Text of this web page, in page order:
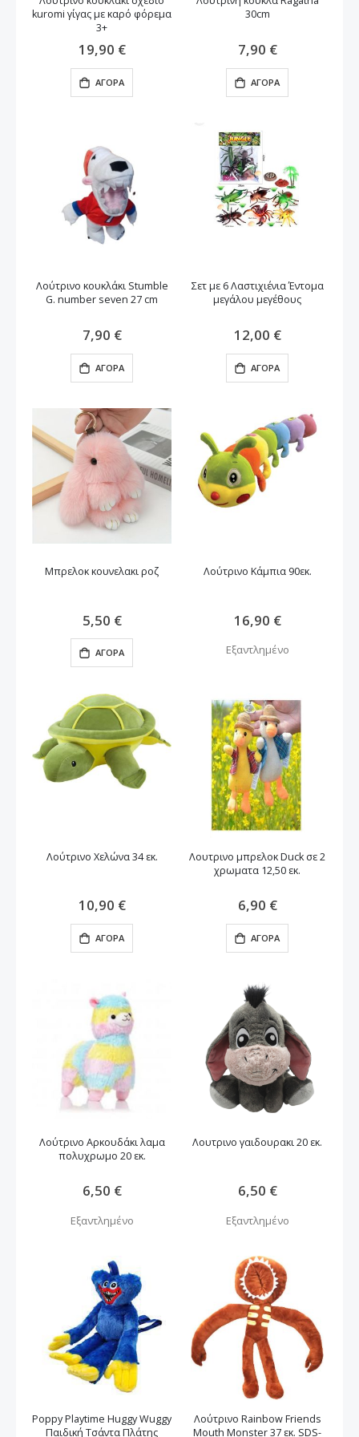
kuromi γίγας με καρό φόρεμα
3+
19,90 €
ΑΓΟΡΆ
30cm
7,90 €
ΑΓΟΡΆ
Λούτρινο κουκλάκι Stumble
G. number seven 27 cm
7,90 €
ΑΓΟΡΆ
Σετ με 6 Λαστιχιένια Έντομα
μεγάλου μεγέθους
12,00 €
ΑΓΟΡΆ
Μπρελοκ κουνελακι ροζ
5,50 €
ΑΓΟΡΆ
Λούτρινο Κάμπια 90εκ.
16,90 €
Εξαντλημένο
Λούτρινο Χελώνα 34 εκ.
10,90 €
ΑΓΟΡΆ
Λουτρινο μπρελοκ Duck σε 2
χρωματα 12,50 εκ.
6,90 €
ΑΓΟΡΆ
Λούτρινο Αρκουδάκι λαμα
πολυχρωμο 20 εκ.
6,50 €
Εξαντλημένο
Λουτρινο γαιδουρακι 20 εκ.
6,50 €
Εξαντλημένο
Poppy Playtime Huggy Wuggy
Παιδική Τσάντα Πλάτης
Λούτρινο Rainbow Friends
Mouth Monster 37 εκ. SDS-